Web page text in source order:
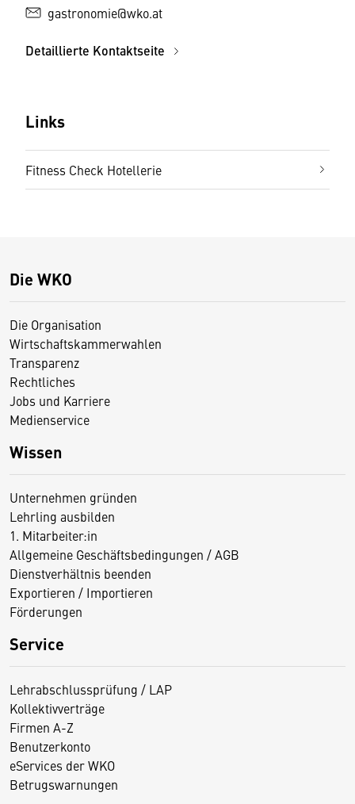
gastronomie@wko.at
Detaillierte Kontaktseite
Links
Fitness Check Hotellerie
Die WKO
Die Organisation
Wirtschaftskammerwahlen
Transparenz
Rechtliches
Jobs und Karriere
Medienservice
Wissen
Unternehmen gründen
Lehrling ausbilden
1. Mitarbeiter:in
Allgemeine Geschäftsbedingungen / AGB
Dienstverhältnis beenden
Exportieren / Importieren
Förderungen
Service
Lehrabschlussprüfung / LAP
Kollektivverträge
Firmen A-Z
Benutzerkonto
eServices der WKO
Betrugswarnungen